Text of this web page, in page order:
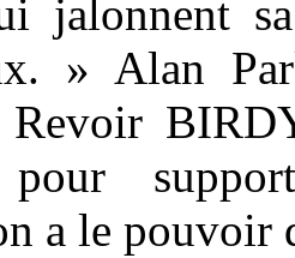
jalonnent
» Alan
Revoir
a le pouvoir